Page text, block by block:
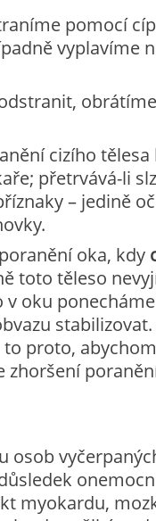
pomocí
vyplavíme
cizího
přetrvává-li
– jedině
oka, kdy
toto těleso
v oku
proto,
zhoršení
osob
myokardu,